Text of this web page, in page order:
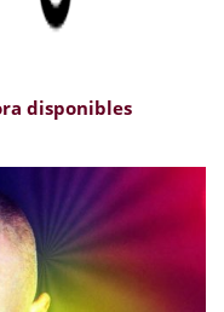
disponibles